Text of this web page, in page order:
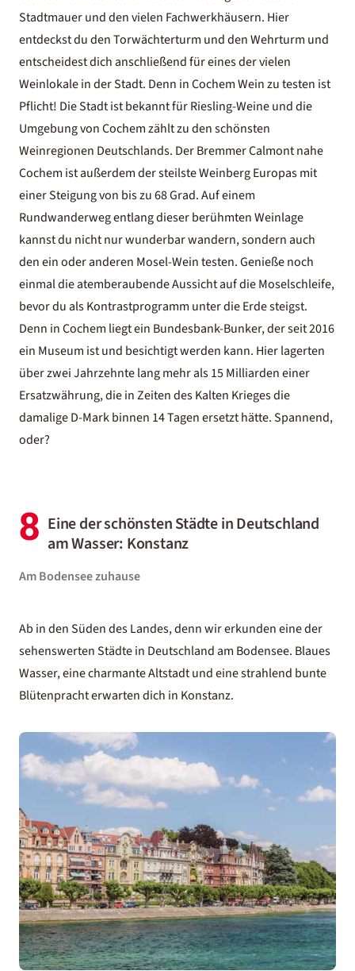
Stadtmauer und den vielen Fachwerkhäusern. Hier
entdeckst du den Torwächterturm und den Wehrturm und
entscheidest dich anschließend für eines der vielen
Weinlokale in der Stadt. Denn in Cochem Wein zu testen ist
Pflicht! Die Stadt ist bekannt für Riesling-Weine und die
Umgebung von Cochem zählt zu den schönsten
Weinregionen Deutschlands. Der Bremmer Calmont nahe
Cochem ist außerdem der steilste Weinberg Europas mit
einer Steigung von bis zu 68 Grad. Auf einem
Rundwanderweg entlang dieser berühmten Weinlage
kannst du nicht nur wunderbar wandern, sondern auch
den ein oder anderen Mosel-Wein testen. Genieße noch
einmal die atemberaubende Aussicht auf die Moselschleife,
bevor du als Kontrastprogramm unter die Erde steigst.
Denn in Cochem liegt ein Bundesbank-Bunker, der seit 2016
ein Museum ist und besichtigt werden kann. Hier lagerten
über zwei Jahrzehnte lang mehr als 15 Milliarden einer
Ersatzwährung, die in Zeiten des Kalten Krieges die
damalige D-Mark binnen 14 Tagen ersetzt hätte. Spannend,
oder?
8 Eine der schönsten Städte in Deutschland
am Wasser: Konstanz
Am Bodensee zuhause
Ab in den Süden des Landes, denn wir erkunden eine der
sehenswerten Städte in Deutschland am Bodensee. Blaues
Wasser, eine charmante Altstadt und eine strahlend bunte
Blütenpracht erwarten dich in Konstanz.